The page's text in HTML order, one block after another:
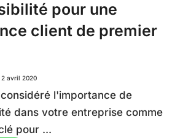
pour une
client de premier
2 avril 2020
l'importance de
dans votre entreprise comme
pour ...